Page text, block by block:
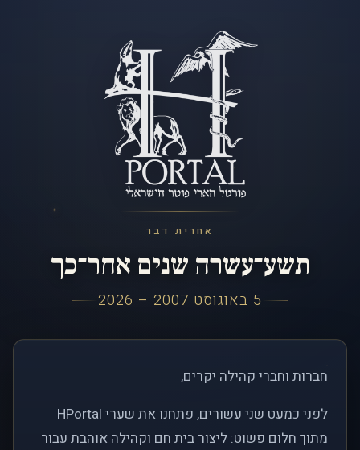
אחרית דבר
תשע־עשרה שנים אחר־כך
5 באוגוסט 2007 – 2026
חברות וחברי קהילה יקרים,
לפני כמעט שני עשורים, פתחנו את שערי HPortal
מתוך חלום פשוט: ליצור בית חם וקהילה אוהבת עבור